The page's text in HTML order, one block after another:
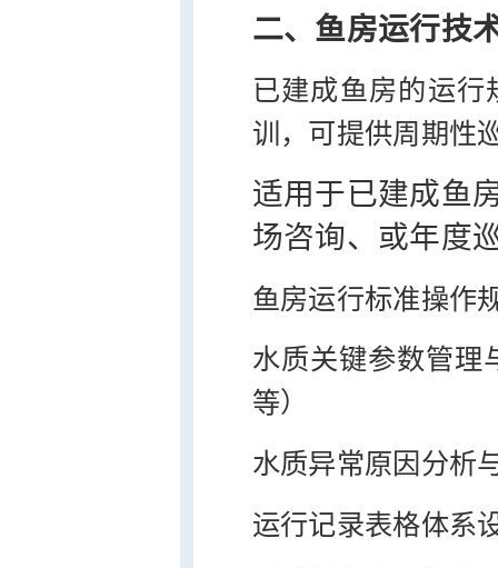
二、鱼房运行技
已建成鱼房的运
训，可提供周期性
适用于已建成鱼
场咨询、或年度
鱼房运行标准操作
水质关键参数管理
等）
水质异常原因分析
运行记录表格体系